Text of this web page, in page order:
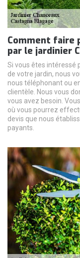
Comment faire
par le jardinier
Si vous êtes intéressé
de votre jardin, nous
nous téléphonant ou
clientèle. Nous vous
vous avez besoin.
où vous pourrez
devis que nous
payants.